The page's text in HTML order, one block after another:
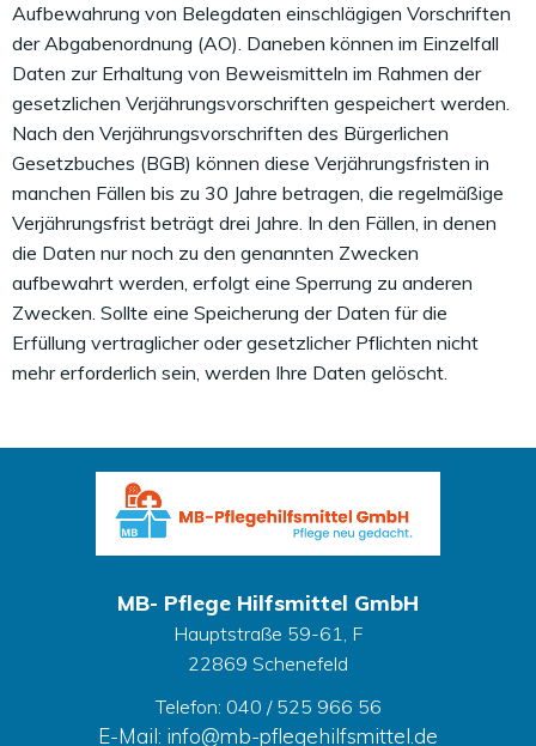
Aufbewahrung von Belegdaten einschlägigen Vorschriften
der Abgabenordnung (AO). Daneben können im Einzelfall
Daten zur Erhaltung von Beweismitteln im Rahmen der
gesetzlichen Verjährungsvorschriften gespeichert werden.
Nach den Verjährungsvorschriften des Bürgerlichen
Gesetzbuches (BGB) können diese Verjährungsfristen in
manchen Fällen bis zu 30 Jahre betragen, die regelmäßige
Verjährungsfrist beträgt drei Jahre. In den Fällen, in denen
die Daten nur noch zu den genannten Zwecken
aufbewahrt werden, erfolgt eine Sperrung zu anderen
Zwecken. Sollte eine Speicherung der Daten für die
Erfüllung vertraglicher oder gesetzlicher Pflichten nicht
mehr erforderlich sein, werden Ihre Daten gelöscht.
MB- Pflege Hilfsmittel GmbH
Hauptstraße 59-61, F
22869 Schenefeld
Telefon: 040 / 525 966 56
E-Mail: info@mb-pflegehilfsmittel.de